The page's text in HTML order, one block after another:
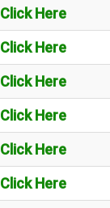
Click Here
Click Here
Click Here
Click Here
Click Here
Click Here